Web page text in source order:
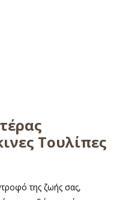
Τουλίπες
της ζωής σας,